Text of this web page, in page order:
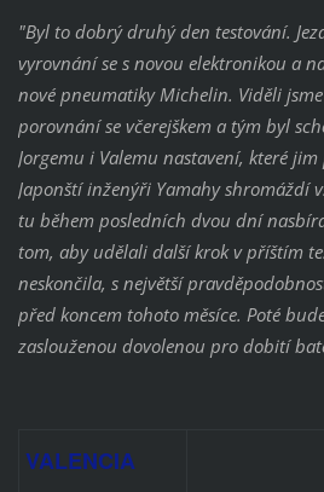
"Byl to dobrý druhý den testování.
vyrovnání se s novou elektronikou a
nové pneumatiky Michelin. Viděli
porovnání se včerejškem a tým byl
Jorgemu i Valemu nastavení, které
Japonští inženýři Yamahy shromáždí
tu během posledních dvou dní
tom, aby udělali další krok v příštím
neskončila, s největší
před koncem tohoto měsíce. Poté
zaslouženou dovolenou pro dobití
VALENCIA